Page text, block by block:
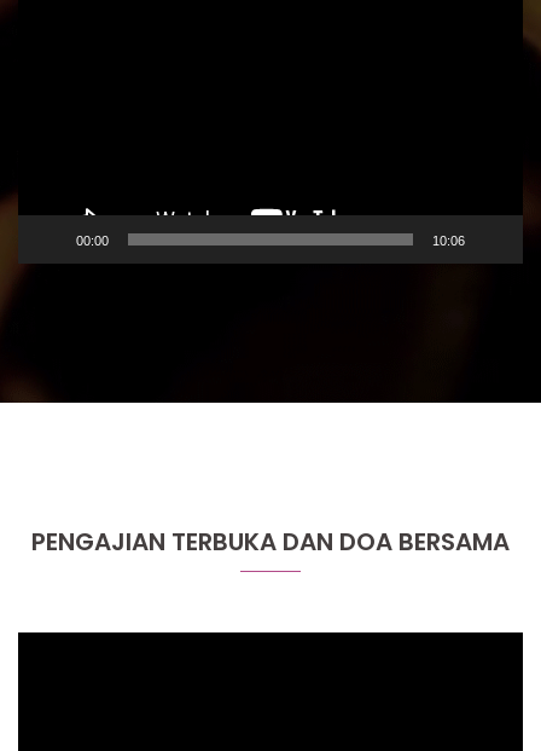
00:00 10:06
PENGAJIAN TERBUKA DAN DOA BERSAMA